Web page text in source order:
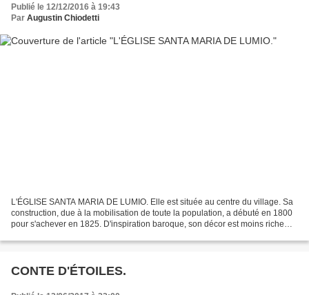
Publié le 12/12/2016 à 19:43
Par Augustin Chiodetti
L'ÉGLISE SANTA MARIA DE LUMIO. Elle est située au centre du village. Sa
construction, due à la mobilisation de toute la population, a débuté en 1800
pour s'achever en 1825. D'inspiration baroque, son décor est moins riche
CONTE D'ÉTOILES.